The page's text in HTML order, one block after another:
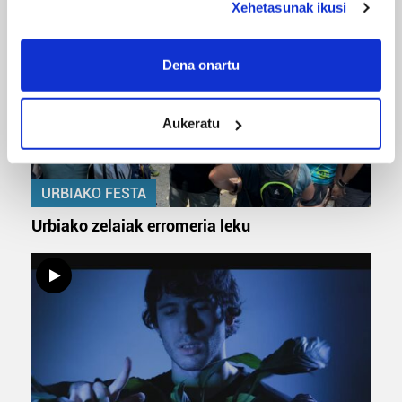
If you allow, we would also like to:
Collect information about your geographical
Identify your device by actively scanning it for
specific characteristics (fingerprinting)
Find out more about how your personal data is processed
and set your preferences in thedetails section.
teknologia erabiliz, cookieak adibidez, iragarki eta eduki
pertsonalizatuak eskaintzeko, iragarkiak eta edukia
neurtzeko, jendeari buruzko informazioa biltzeko eta
produktuak garatzeko. Zure datuak nork eta zertarako
erabiltzen dituen hauta dezakezu.
Xehetasunak ikusi
Dena onartu
Aukeratu
URBIAKO FESTA
Urbiako zelaiak erromeria leku